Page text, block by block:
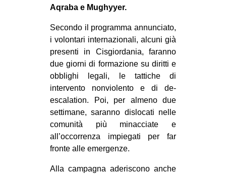
SEARCH
Aqraba e Mughyyer.
Secondo il programma annunciato,
i volontari internazionali, alcuni già
presenti in Cisgiordania, faranno
due giorni di formazione su diritti e
obblighi legali, le tattiche di
intervento nonviolento e di de-
escalation. Poi, per almeno due
settimane, saranno dislocati nelle
comunità più minacciate e
all’occorrenza impiegati per far
fronte alle emergenze.
Alla campagna aderiscono anche